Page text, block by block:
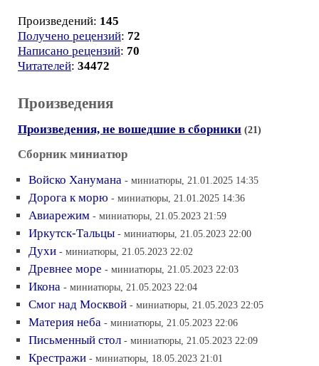
Произведений: 145
Получено рецензий: 72
Написано рецензий: 70
Читателей: 34472
Произведения
Произведения, не вошедшие в сборники (21)
Сборник миниатюр
Войско Ханумана - миниатюры, 21.01.2025 14:35
Дорога к морю - миниатюры, 21.01.2025 14:36
Авиарежим - миниатюры, 21.05.2023 21:59
Иркутск-Тальцы - миниатюры, 21.05.2023 22:00
Духи - миниатюры, 21.05.2023 22:02
Древнее море - миниатюры, 21.05.2023 22:03
Икона - миниатюры, 21.05.2023 22:04
Смог над Москвой - миниатюры, 21.05.2023 22:05
Материя неба - миниатюры, 21.05.2023 22:06
Письменный стол - миниатюры, 21.05.2023 22:09
Крестражи - миниатюры, 18.05.2023 21:01